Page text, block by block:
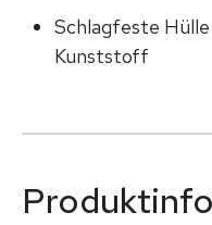
Schlagfeste
Kunststoff